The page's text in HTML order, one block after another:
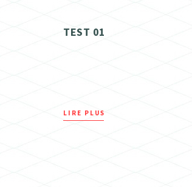
TEST 01
LIRE PLUS